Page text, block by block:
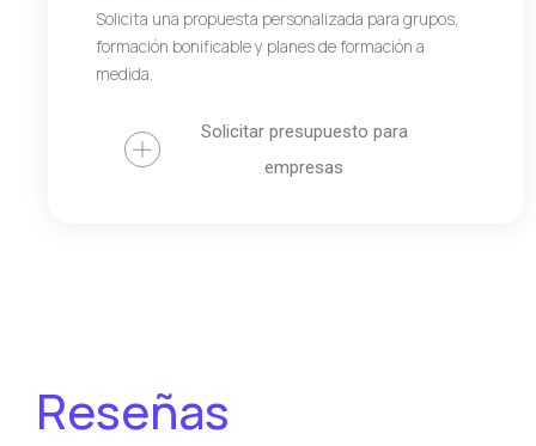
Solicita una propuesta personalizada para grupos,
formación bonificable y planes de formación a
medida.
Solicitar presupuesto para
empresas
Reseñas